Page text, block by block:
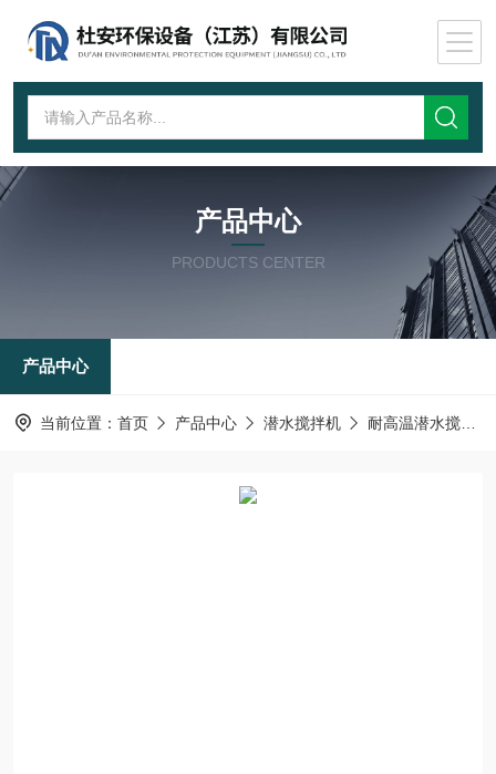
产品中心
PRODUCTS CENTER
产品中心
当前位置： 首页 产品中心 潜水搅拌机 耐高温潜水搅拌机